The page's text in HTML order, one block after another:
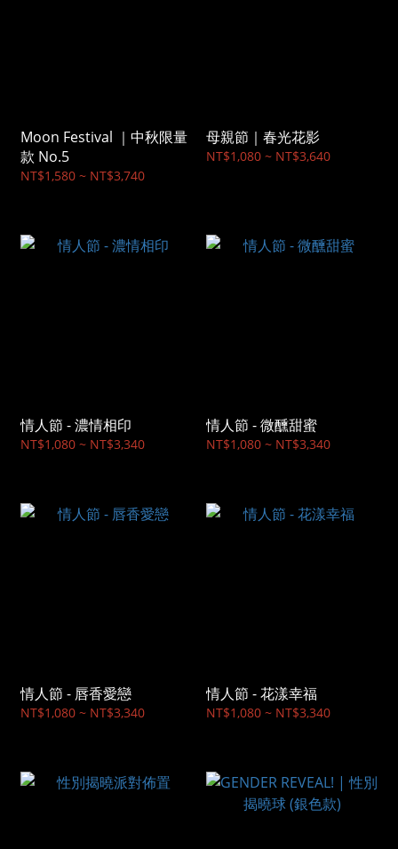
Moon Festival ｜中秋限量
款 No.5
NT$1,580 ~ NT$3,740
母親節｜春光花影
NT$1,080 ~ NT$3,640
情人節 - 濃情相印
NT$1,080 ~ NT$3,340
情人節 - 微醺甜蜜
NT$1,080 ~ NT$3,340
情人節 - 唇香愛戀
NT$1,080 ~ NT$3,340
情人節 - 花漾幸福
NT$1,080 ~ NT$3,340